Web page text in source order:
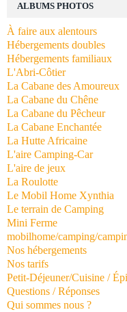
ALBUMS PHOTOS
À faire aux alentours
Hébergements doubles
Hébergements familiaux
L'Abri-Côtier
La Cabane des Amoureux
La Cabane du Chêne
La Cabane du Pêcheur
La Cabane Enchantée
La Hutte Africaine
L'aire Camping-Car
L'aire de jeux
La Roulotte
Le Mobil Home Xynthia
Le terrain de Camping
Mini Ferme
mobilhome/camping/
Nos hébergements
Nos tarifs
Petit-Déjeuner/Cuisine /
Questions / Réponses
Qui sommes nous ?